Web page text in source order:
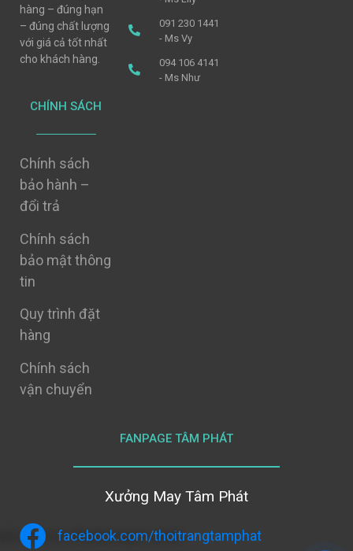
hàng – đúng hạn
– đúng chất lượng
với giá cả tốt nhất
cho khách hàng.
CHÍNH SÁCH
Chính sách
bảo hành –
đổi trả
Chính sách
bảo mật thông
tin
Quy trình đặt
hàng
Chính sách
vận chuyển
091 230 1441
- Ms Vy
094 106 4141
- Ms Như
FANPAGE TÂM PHÁT
Xưởng May Tâm Phát
facebook.com/thoitrangtamphat